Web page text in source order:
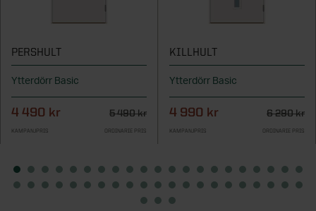
PERSHULT
Ytterdörr Basic
4 490 kr 5 490 kr
KAMPANJPRIS ORDINARIE PRIS
KILLHULT
Ytterdörr Basic
4 990 kr 6 290 kr
KAMPANJPRIS ORDINARIE PRIS